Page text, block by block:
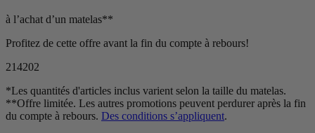
à l’achat d’un matelas**
Profitez de cette offre avant la fin du compte à rebours!
214201
*Les quantités d'articles inclus varient selon la taille du matelas.
**Offre limitée. Les autres promotions peuvent perdurer après la fin
du compte à rebours. Des conditions s’appliquent.